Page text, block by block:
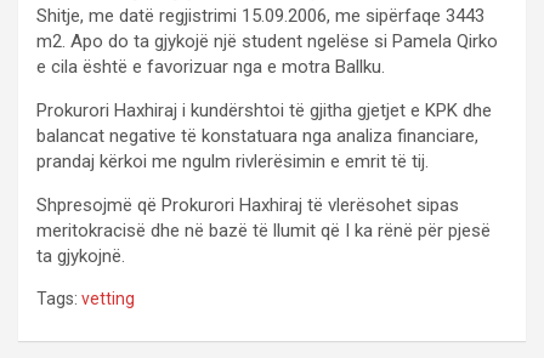
Shitje, me datë regjistrimi 15.09.2006, me sipërfaqe 3443
m2. Apo do ta gjykojë një student ngelëse si Pamela Qirko
e cila është e favorizuar nga e motra Ballku.
Prokurori Haxhiraj i kundërshtoi të gjitha gjetjet e KPK dhe
balancat negative të konstatuara nga analiza financiare,
prandaj kërkoi me ngulm rivlerësimin e emrit të tij.
Shpresojmë që Prokurori Haxhiraj të vlerësohet sipas
meritokracisë dhe në bazë të llumit që I ka rënë për pjesë
ta gjykojnë.
Tags: vetting